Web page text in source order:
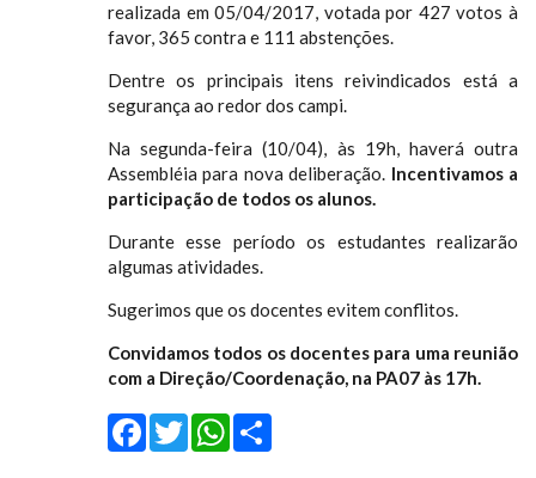
realizada em 05/04/2017, votada por 427 votos à
favor, 365 contra e 111 abstenções.
Dentre os principais itens reivindicados está a
segurança ao redor dos campi.
Na segunda-feira (10/04), às 19h, haverá outra
Assembléia para nova deliberação. Incentivamos a
participação de todos os alunos.
Durante esse período os estudantes realizarão
algumas atividades.
Sugerimos que os docentes evitem conflitos.
Convidamos todos os docentes para uma reunião
com a Direção/Coordenação, na PA07 às 17h.
Facebook
Twitter
WhatsApp